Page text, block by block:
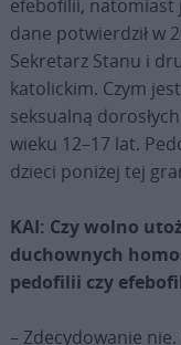
efebofilii, natomiast
dane potwierdził w
Sekretarz Stanu i
katolickim. Czym
seksualną
wieku 12–17 lat.
dzieci poniżej tej
KAI: Czy wolno
duchownych
pedofilii czy
– Zdecydowanie